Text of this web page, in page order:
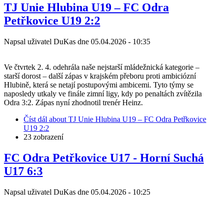
TJ Unie Hlubina U19 – FC Odra
Petřkovice U19 2:2
Napsal uživatel DuKas dne 05.04.2026 - 10:35
Ve čtvrtek 2. 4. odehrála naše nejstarší mládežnická kategorie –
starší dorost – další zápas v krajském přeboru proti ambiciózní
Hlubině, která se netají postupovými ambicemi. Tyto týmy se
naposledy utkaly ve finále zimní ligy, kdy po penaltách zvítězila
Odra 3:2. Zápas nyní zhodnotil trenér Heinz.
Číst dál about TJ Unie Hlubina U19 – FC Odra Petřkovice
U19 2:2
23 zobrazení
FC Odra Petřkovice U17 - Horní Suchá
U17 6:3
Napsal uživatel DuKas dne 05.04.2026 - 10:25